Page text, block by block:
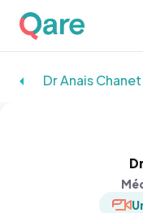
Dr Anais Chanet